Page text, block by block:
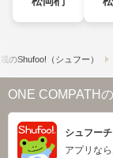
の​Shufoo!​（シュフー）
ONE COMPATH
シュフー
アプリな